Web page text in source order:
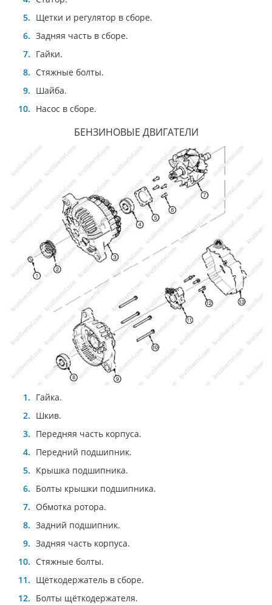
Щетки и регулятор в сборе.
Задняя часть в сборе.
Гайки.
Стяжные болты.
Шайба.
Насос в сборе.
БЕНЗИНОВЫЕ ДВИГАТЕЛИ
Гайка.
Шкив.
Передняя часть корпуса.
Передний подшипник.
Крышка подшипника.
Болты крышки подшипника.
Обмотка ротора.
Задний подшипник.
Задняя часть корпуса.
Стяжные болты.
Щёткодержатель в сборе.
Болты щёткодержателя.